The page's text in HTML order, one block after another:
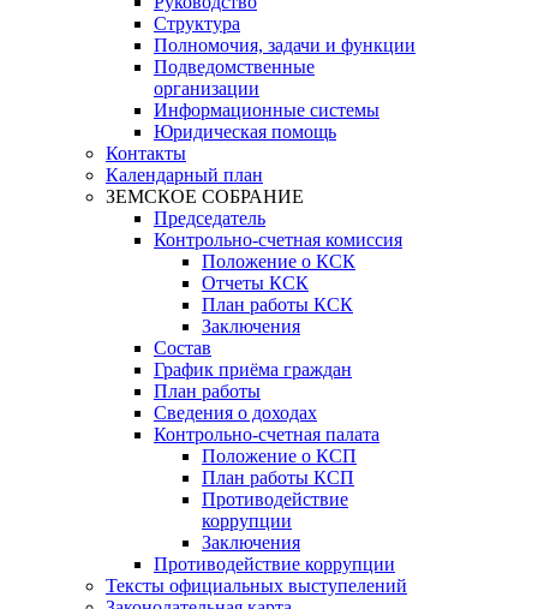
Структура
Полномочия, задачи и функции
Подведомственные
организации
Информационные системы
Юридическая помощь
Контакты
Календарный план
ЗЕМСКОЕ СОБРАНИЕ
Председатель
Контрольно-счетная комиссия
Положение о КСК
Отчеты КСК
План работы КСК
Заключения
Состав
График приёма граждан
План работы
Сведения о доходах
Контрольно-счетная палата
Положение о КСП
План работы КСП
Противодействие
коррупции
Заключения
Противодействие коррупции
Тексты официальных выступелений